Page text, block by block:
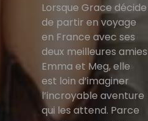
Lorsque Grace décide
de partir en voyage
en France avec ses
deux meilleures amies
Emma et Meg, elle
est loin d’imaginer
l’incroyable aventure
qui les attend. Parce